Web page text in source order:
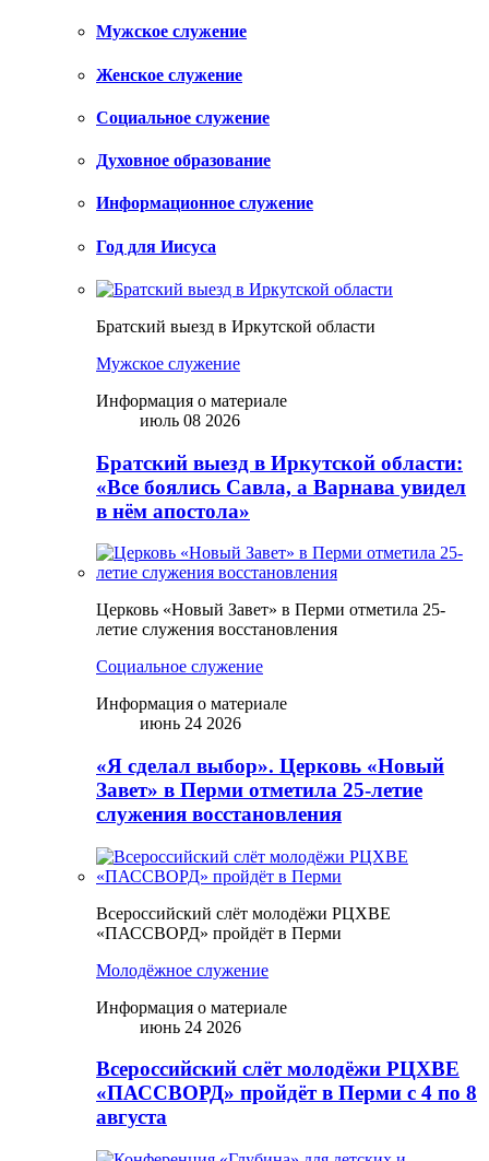
Мужское служение
Женское служение
Социальное служение
Духовное образование
Информационное служение
Год для Иисуса
Братский выезд в Иркутской области
Мужское служение
Информация о материале
июль 08 2026
Братский выезд в Иркутской области:
«Все боялись Савла, а Варнава увидел
в нём апостола»
Церковь «Новый Завет» в Перми отметила 25-
летие служения восстановления
Социальное служение
Информация о материале
июнь 24 2026
«Я сделал выбор». Церковь «Новый
Завет» в Перми отметила 25-летие
служения восстановления
Всероссийский слёт молодёжи РЦХВЕ
«ПАССВОРД» пройдёт в Перми
Молодёжное служение
Информация о материале
июнь 24 2026
Всероссийский слёт молодёжи РЦХВЕ
«ПАССВОРД» пройдёт в Перми с 4 по 8
августа